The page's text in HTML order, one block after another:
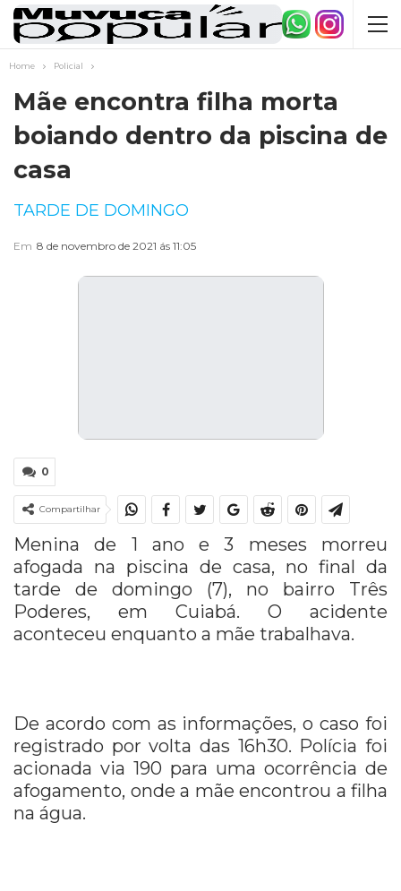
Home Policial
Mãe encontra filha morta
boiando dentro da piscina de
casa
TARDE DE DOMINGO
Em 8 de novembro de 2021 ás 11:05
0
Compartilhar
Menina de 1 ano e 3 meses morreu
afogada na piscina de casa, no final da
tarde de domingo (7), no bairro Três
Poderes, em Cuiabá. O acidente
aconteceu enquanto a mãe trabalhava.
De acordo com as informações, o caso foi
registrado por volta das 16h30. Polícia foi
acionada via 190 para uma ocorrência de
afogamento, onde a mãe encontrou a filha
na água.